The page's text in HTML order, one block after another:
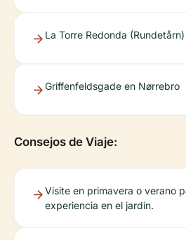
La Torre Redonda (Rundetårn)
Griffenfeldsgade en Nørrebro
Consejos de Viaje:
Visite en primavera o verano
experiencia en el jardín.